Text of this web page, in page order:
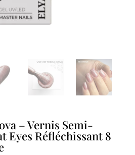
– Vernis Semi-
Eyes Réfléchissant 8